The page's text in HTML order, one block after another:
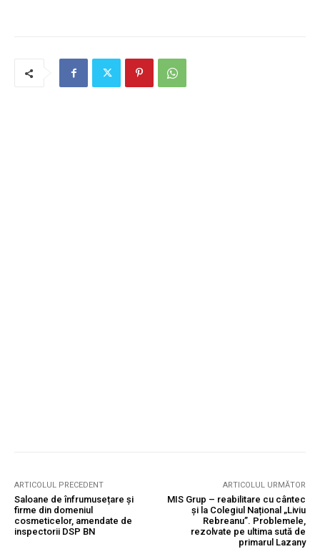
ARTICOLUL PRECEDENT
Saloane de înfrumusețare și
firme din domeniul
cosmeticelor, amendate de
inspectorii DSP BN
ARTICOLUL URMĂTOR
MIS Grup – reabilitare cu cântec
și la Colegiul Național „Liviu
Rebreanu”. Problemele,
rezolvate pe ultima sută de
primarul Lazany